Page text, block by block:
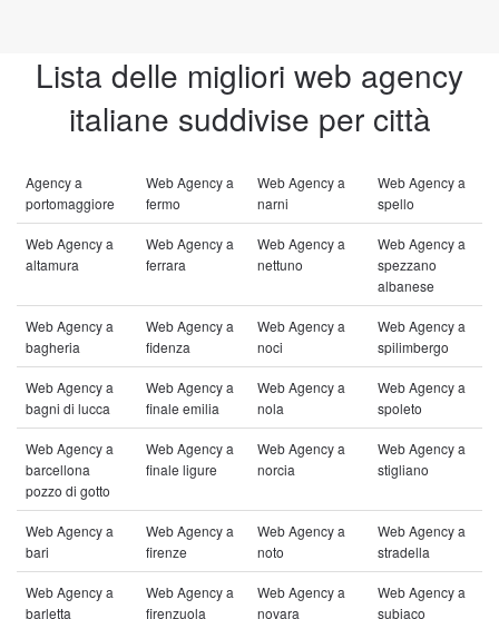
Lista delle migliori web agency
italiane suddivise per città
Agency a
portomaggiore
Web Agency a
fermo
Web Agency a
narni
Web Agency a
spello
Web Agency a
altamura
Web Agency a
ferrara
Web Agency a
nettuno
Web Agency a
spezzano
albanese
Web Agency a
bagheria
Web Agency a
fidenza
Web Agency a
noci
Web Agency a
spilimbergo
Web Agency a
bagni di lucca
Web Agency a
finale emilia
Web Agency a
nola
Web Agency a
spoleto
Web Agency a
barcellona
pozzo di gotto
Web Agency a
finale ligure
Web Agency a
norcia
Web Agency a
stigliano
Web Agency a
bari
Web Agency a
firenze
Web Agency a
noto
Web Agency a
stradella
Web Agency a
barletta
Web Agency a
firenzuola
Web Agency a
novara
Web Agency a
subiaco